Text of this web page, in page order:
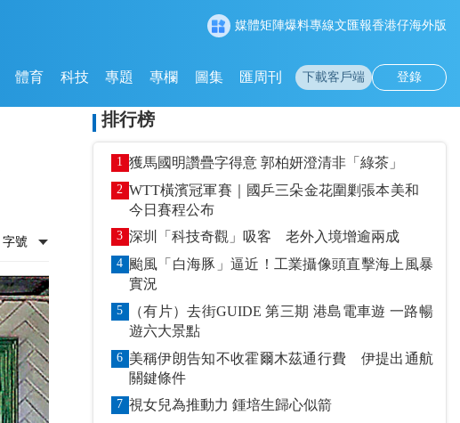
媒體矩陣爆料專線文匯報香港仔海外版
體育 科技 專題 專欄 圖集 匯周刊 下載客戶端 登錄
字號
排行榜
1 獲馬國明讚疊字得意 郭柏妍澄清非「綠茶」
2 WTT橫濱冠軍賽｜國乒三朵金花圍剿張本美和
今日賽程公布
3 深圳「科技奇觀」吸客 老外入境增逾兩成
4 颱風「白海豚」逼近！工業攝像頭直擊海上風暴
實況
5
（有片）去街GUIDE 第三期 港島電車遊 一路暢
遊六大景點
6 美稱伊朗告知不收霍爾木茲通行費 伊提出通航
關鍵條件
7 視女兒為推動力 鍾培生歸心似箭